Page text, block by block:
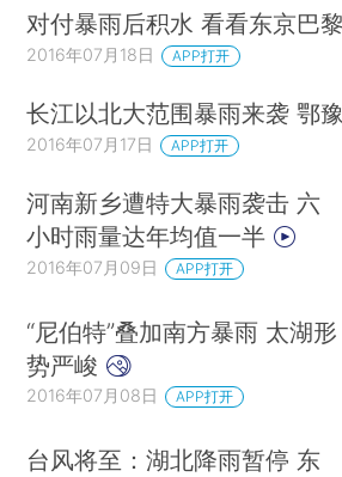
对付暴雨后积水 看看东京巴
2016年07月18日 APP打开
长江以北大范围暴雨来袭 鄂
2016年07月17日 APP打开
河南新乡遭特大暴雨袭击 六
小时雨量达年均值一半
2016年07月09日 APP打开
“尼伯特”叠加南方暴雨 太湖形
势严峻
2016年07月08日 APP打开
台风将至：湖北降雨暂停 东